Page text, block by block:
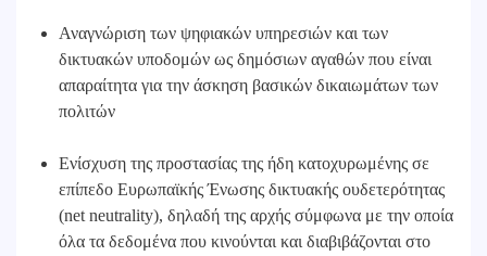
Αναγνώριση των ψηφιακών υπηρεσιών και των
δικτυακών υποδομών ως δημόσιων αγαθών που είναι
απαραίτητα για την άσκηση βασικών δικαιωμάτων των
πολιτών
Ενίσχυση της προστασίας της ήδη κατοχυρωμένης σε
επίπεδο Ευρωπαϊκής Ένωσης δικτυακής ουδετερότητας
(net neutrality), δηλαδή της αρχής σύμφωνα με την οποία
όλα τα δεδομένα που κινούνται και διαβιβάζονται στο